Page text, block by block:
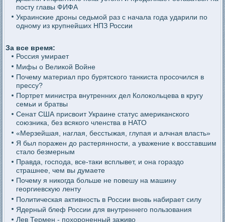
посту главы ФИФА
Украинские дроны седьмой раз с начала года ударили по
одному из крупнейших НПЗ России
За все время:
Россия умирает
Мифы о Великой Войне
Почему материал про бурятского танкиста просочился в
прессу?
Портрет министра внутренних дел Колокольцева в кругу
семьи и братвы
Сенат США присвоит Украине статус американского
союзника, без всякого членства в НАТО
«Мерзейшая, наглая, бесстыжая, глупая и алчная власть»
Я был поражен до растерянности, а уважение к восставшим
стало безмерным
Правда, господа, все-таки всплывет, и она гораздо
страшнее, чем вы думаете
Почему я никогда больше не повешу на машину
георгиевскую ленту
Политическая активность в России вновь набирает силу
Ядерный блеф России для внутреннего пользования
Лев Термен - похороненный заживо